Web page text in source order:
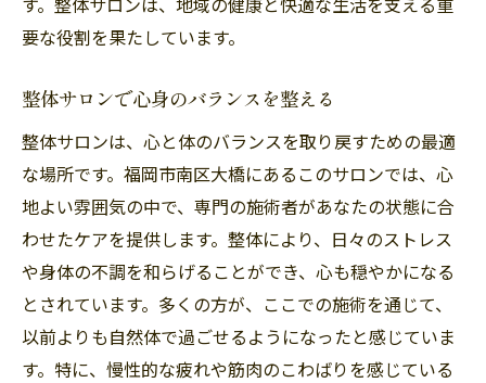
要な役割を果たしています。
整体サロンで心身のバランスを整える
整体サロンは、心と体のバランスを取り戻すための最適
な場所です。福岡市南区大橋にあるこのサロンでは、心
地よい雰囲気の中で、専門の施術者があなたの状態に合
わせたケアを提供します。整体により、日々のストレス
や身体の不調を和らげることができ、心も穏やかになる
とされています。多くの方が、ここでの施術を通じて、
以前よりも自然体で過ごせるようになったと感じていま
す。特に、慢性的な疲れや筋肉のこわばりを感じている